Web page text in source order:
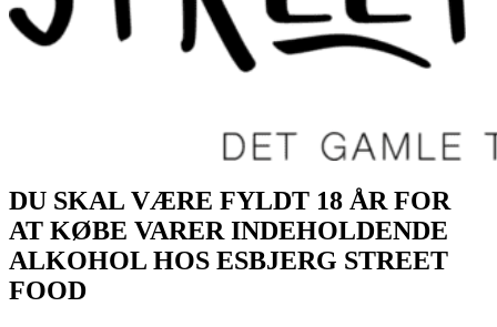
DU SKAL VÆRE FYLDT 18 ÅR FOR
AT KØBE VARER INDEHOLDENDE
ALKOHOL HOS ESBJERG STREET
FOOD